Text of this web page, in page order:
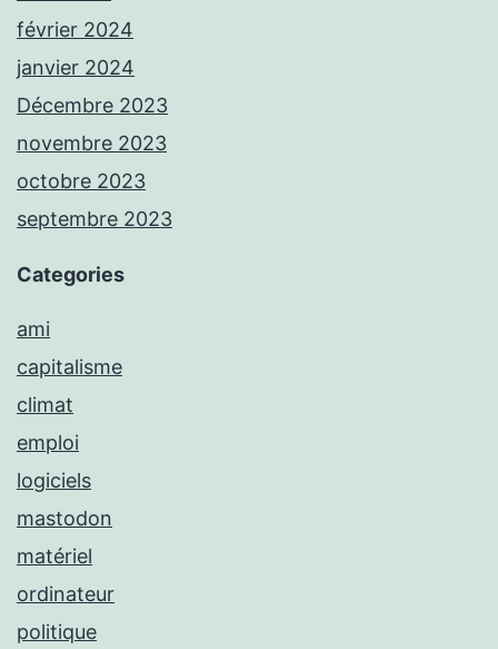
février 2024
janvier 2024
Décembre 2023
novembre 2023
octobre 2023
septembre 2023
Categories
ami
capitalisme
climat
emploi
logiciels
mastodon
matériel
ordinateur
politique